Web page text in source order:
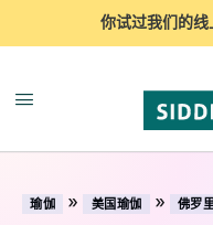
你试过我们的线
瑜伽 » 美国瑜伽 » 佛罗